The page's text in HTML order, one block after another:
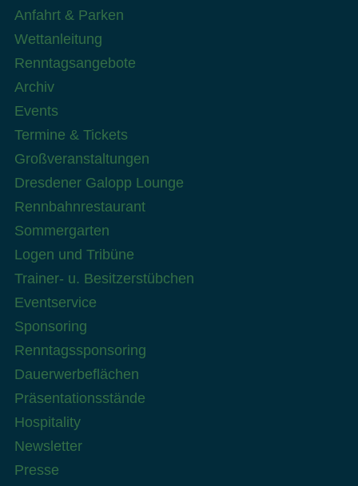
Anfahrt & Parken
Wettanleitung
Renntagsangebote
Archiv
Events
Termine & Tickets
Großveranstaltungen
Dresdener Galopp Lounge
Rennbahnrestaurant
Sommergarten
Logen und Tribüne
Trainer- u. Besitzerstübchen
Eventservice
Sponsoring
Renntagssponsoring
Dauerwerbeflächen
Präsentationsstände
Hospitality
Newsletter
Presse